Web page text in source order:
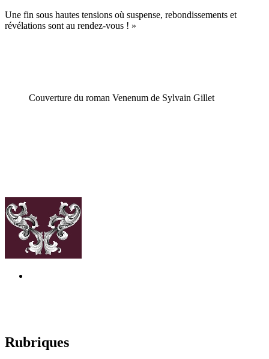
Une fin sous hautes tensions où suspense, rebondissements et
révélations sont au rendez-vous ! »
Couverture du roman Venenum de Sylvain Gillet
Rubriques